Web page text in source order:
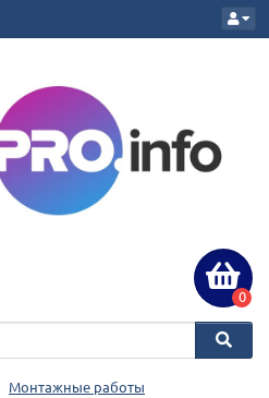
0
Монтажные работы